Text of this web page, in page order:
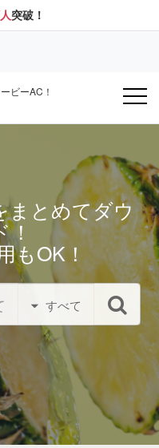
突破！
ビーAC！
まとめてダウ
もOK！
すべて